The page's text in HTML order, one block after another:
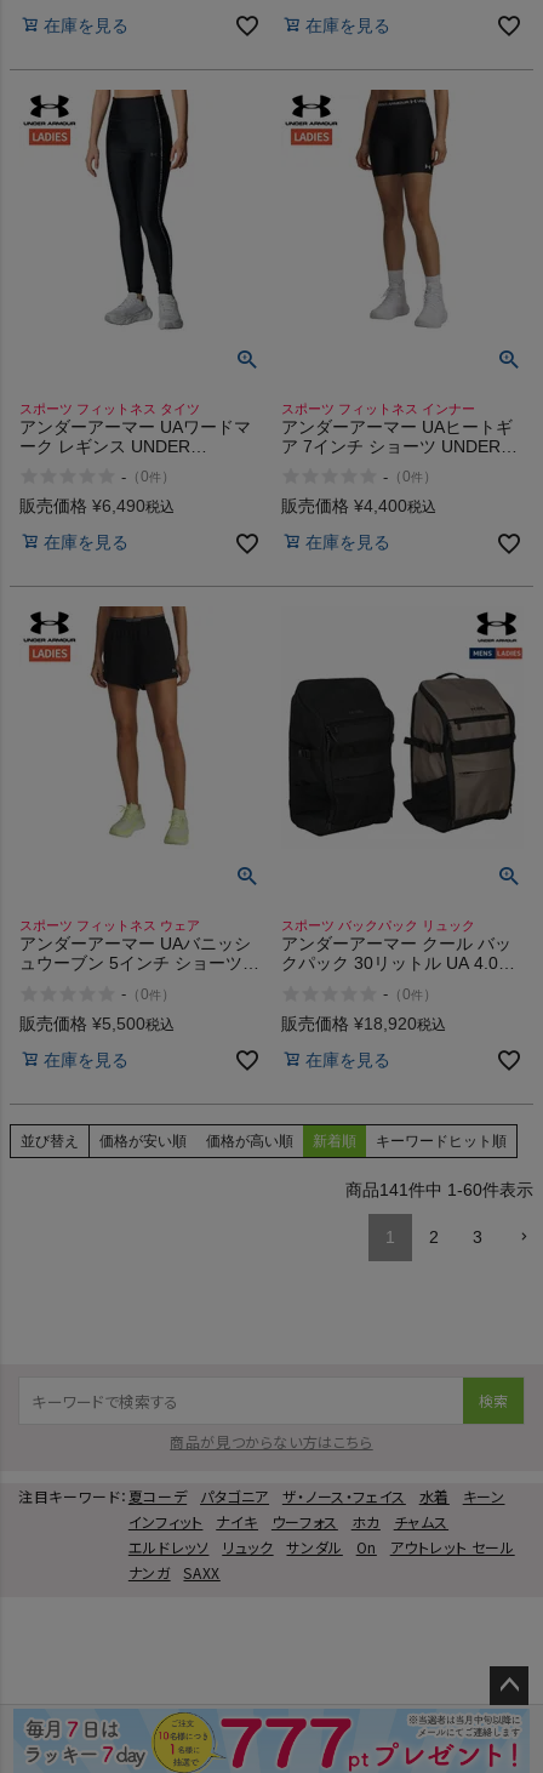
在庫を見る 在庫を見る
スポーツ フィットネス タイツ
アンダーアーマー UAワードマ
ーク レギンス UNDER
- （0件 ）
販売価格 ¥6,490税込
在庫を見る
スポーツ フィットネス インナー
アンダーアーマー UAヒートギ
ア 7インチ ショーツ UNDER
- （0件 ）
販売価格 ¥4,400税込
在庫を見る
スポーツ フィットネス ウェア
アンダーアーマー UAバニッシ
ュウーブン 5インチ ショーツ
Woven 5-inch Shorts
- （0件 ）
販売価格 ¥5,500税込
在庫を見る
スポーツ バックパック リュック
アンダーアーマー クール バッ
クパック 30リットル UA 4.0
BACKPACK 30L
- （0件 ）
販売価格 ¥18,920税込
在庫を見る
並び替え 価格が安い順 価格が高い順 新着順 キーワードヒット順
141件中 1-60件表示
1 2 3
検索
商品が見つからない方はこちら
注目キーワード： 夏コーデ パタゴニア ザ・ノース・フェイス 水着
キーン
インフィット
ナイキ ウーフォス ホカ
チャムス
エルドレッソ
リュック サンダル On
アウトレット セール
ナンガ
SAXX
ペー
ジト
ップ